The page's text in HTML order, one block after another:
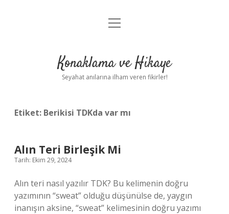
Anasayfa
Yasal Uyarı
menüyü
Konaklama ve Hikaye
Seyahat anılarına ilham veren fikirler!
Etiket: Berikisi TDKda var mı
Alın Teri Birleşik Mi
Tarih: Ekim 29, 2024
Alın teri nasıl yazılır TDK? Bu kelimenin doğru
yazımının “sweat” olduğu düşünülse de, yaygın
inanışın aksine, “sweat” kelimesinin doğru yazımı